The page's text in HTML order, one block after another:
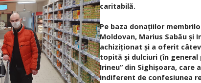
caritabilă.
Pe baza donațiilor
Moldovan, Marius Sabău și
achiziționat și a oferit
topită și dulciuri (în general
Irineu” din Sighișoara, care
indiferent de confesiunea